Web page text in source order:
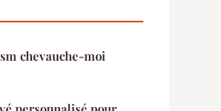
chevauche-moi